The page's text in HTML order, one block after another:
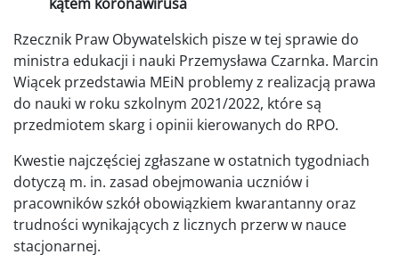
kątem koronawirusa
Rzecznik Praw Obywatelskich pisze w tej sprawie do
ministra edukacji i nauki Przemysława Czarnka. Marcin
Wiącek przedstawia MEiN problemy z realizacją prawa
do nauki w roku szkolnym 2021/2022, które są
przedmiotem skarg i opinii kierowanych do RPO.
Kwestie najczęściej zgłaszane w ostatnich tygodniach
dotyczą m. in. zasad obejmowania uczniów i
pracowników szkół obowiązkiem kwarantanny oraz
trudności wynikających z licznych przerw w nauce
stacjonarnej.